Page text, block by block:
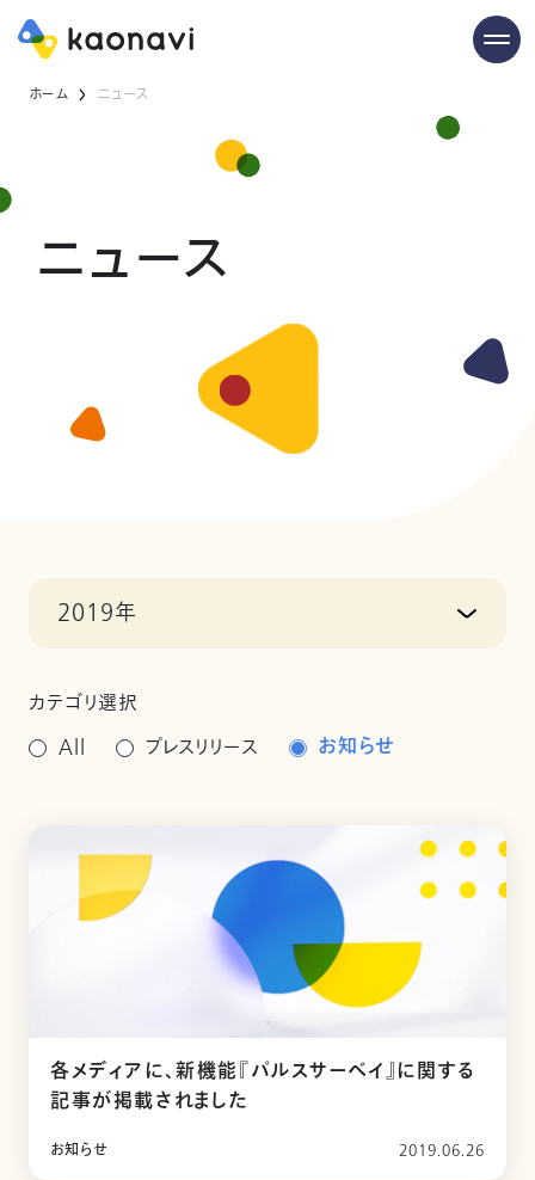
ホーム ニュース
ニュース
2019年
カテゴリ選択
All
プレスリリース お知らせ
各メディアに、新機能『パルスサーベイ』に関する
記事が掲載されました
お知らせ 2019.06.26